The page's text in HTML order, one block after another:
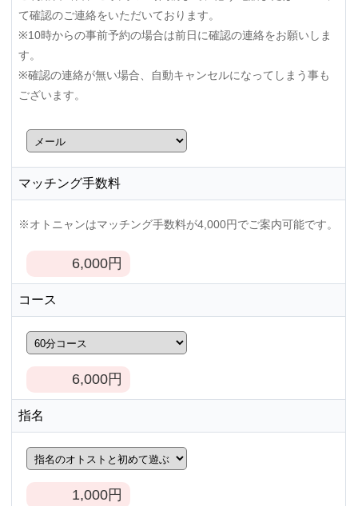
て確認のご連絡をいただいております。
※10時からの事前予約の場合は前日に確認の連絡をお願いしま
す。
※確認の連絡が無い場合、自動キャンセルになってしまう事も
ございます。
マッチング手数料
※オトニャンはマッチング手数料が4,000円でご案内可能です。
6,000円
コース
6,000円
指名
1,000円